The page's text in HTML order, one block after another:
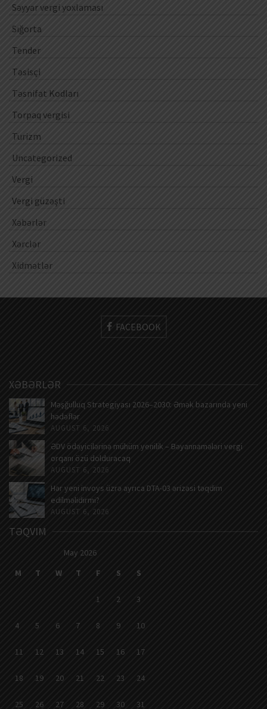
Səyyar vergi yoxlaması
Sığorta
Tender
Təsisçi
Təsnifat Kodları
Torpaq vergisi
Turizm
Uncategorized
Vergi
Vergi güzəşti
Xəbərlər
Xərclər
Xidmətlər
FACEBOOK
XƏBƏRLƏR
Məşğulluq Strategiyası 2026–2030: Əmək bazarında yeni
hədəflər
AUGUST 6, 2026
ƏDV ödəyicilərinə mühüm yenilik – Bəyannamələri vergi
orqanı özü dolduracaq
AUGUST 6, 2026
Hər yeni invoys üzrə ayrıca DTA-03 ərizəsi təqdim
edilməlidirmi?
AUGUST 6, 2026
TƏQVIM
May 2026
M
T W T F S S
1 2 3
4 5 6 7 8 9 10
11 12 13 14 15 16 17
18 19 20 21 22 23 24
25 26 27 28 29 30 31